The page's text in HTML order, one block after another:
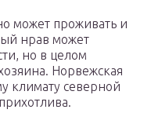
может проживать и
нрав может
но в целом
Норвежская
климату северной